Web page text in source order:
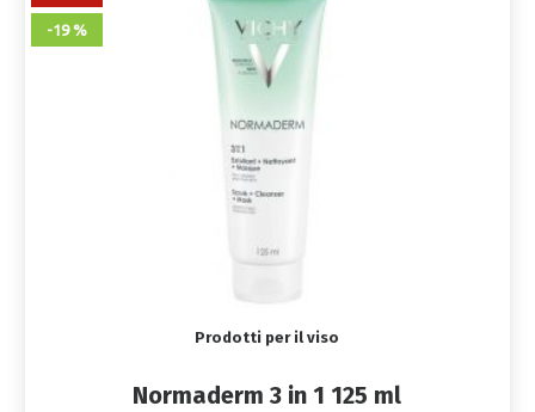
-19 %
Prodotti per il viso
Normaderm 3 in 1 125 ml